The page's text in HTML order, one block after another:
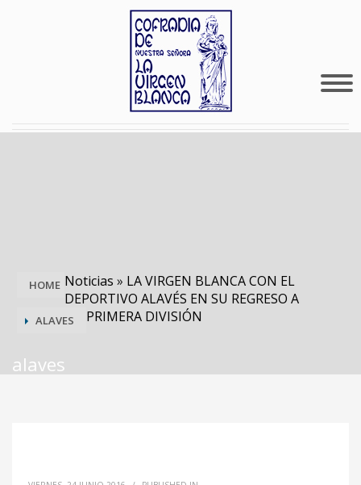
HOME Noticias » LA VIRGEN BLANCA CON EL
DEPORTIVO ALAVÉS EN SU REGRESO A
PRIMERA DIVISIÓN
ALAVES
alaves